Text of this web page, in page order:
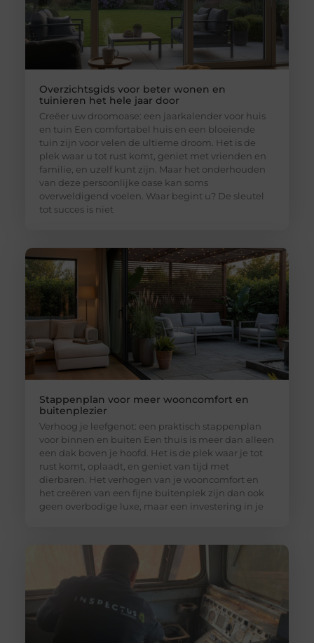
Overzichtsgids voor beter wonen en
tuinieren het hele jaar door
Creëer uw droomoase: een jaarkalender voor huis
en tuin Een comfortabel huis en een bloeiende
tuin zijn voor velen de ultieme droom. Het is de
plek waar u tot rust komt, geniet met vrienden en
familie, en uzelf kunt zijn. Maar het onderhouden
van deze persoonlijke oase kan soms
overweldigend voelen. Waar begint u? De sleutel
tot succes is niet
Stappenplan voor meer wooncomfort en
buitenplezier
Verhoog je leefgenot: een praktisch stappenplan
voor binnen en buiten Een thuis is meer dan alleen
een dak boven je hoofd. Het is de plek waar je tot
rust komt, oplaadt, en geniet van tijd met
dierbaren. Het verhogen van je wooncomfort en
het creëren van een fijne buitenplek zijn dan ook
geen overbodige luxe, maar een investering in je